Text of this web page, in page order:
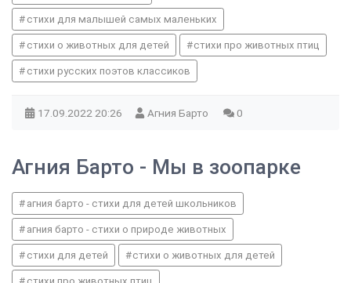
стихи для малышей самых маленьких
стихи о животных для детей стихи про животных птиц
стихи русских поэтов классиков
17.09.2022 20:26 Агния Барто 0
Агния Барто - Мы в зоопарке
агния барто - стихи для детей школьников
агния барто - стихи о природе животных
стихи для детей стихи о животных для детей